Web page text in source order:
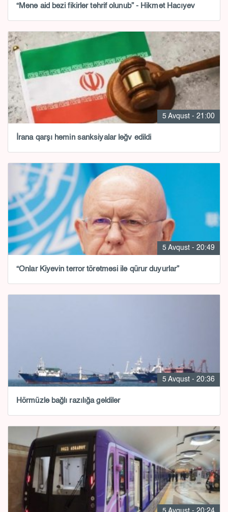
“Mənə aid bəzi fikirlər təhrif olunub” - Hikmət Hacıyev
5 Avqust - 21:00
İrana qarşı həmin sanksiyalar ləğv edildi
5 Avqust - 20:49
“Onlar Kiyevin terror törətməsi ilə qürur duyurlar”
5 Avqust - 20:36
Hörmüzlə bağlı razılığa gəldilər